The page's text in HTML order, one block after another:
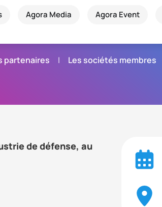
Agora Media Agora Event
partenaires Les sociétés membres
de défense, au